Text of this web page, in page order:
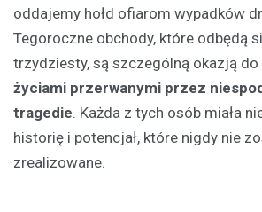
oddajemy hołd ofiarom wypadków
Tegoroczne obchody, które odbędą
trzydziesty, są szczególną okazją
życiami przerwanymi przez
tragedie. Każda z tych osób miała
historię i potencjał, które nigdy nie
zrealizowane.